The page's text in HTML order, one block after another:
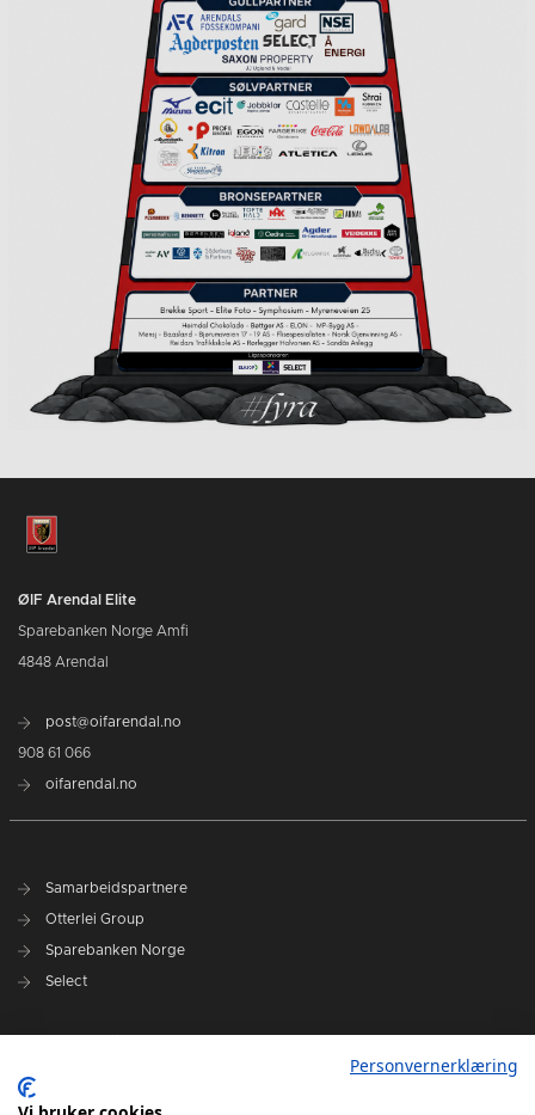
ØIF Arendal Elite
Sparebanken Norge Amfi
4848 Arendal
post@oifarendal.no
908 61 066
oifarendal.no
Samarbeidspartnere
Otterlei Group
Sparebanken Norge
Select
Spillerstall
Personvernerklæring